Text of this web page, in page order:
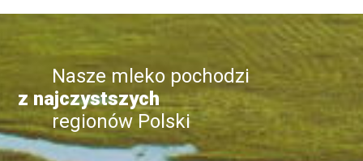
Nasze mleko pochodzi
z najczystszych
regionów Polski